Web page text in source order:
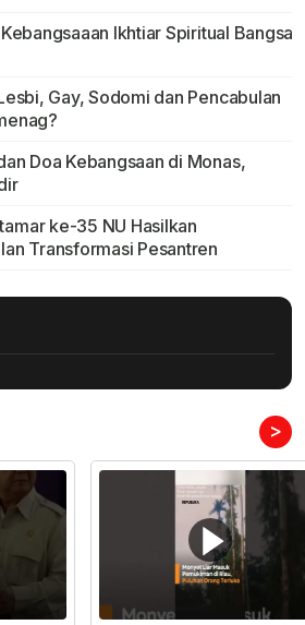
Ikhtiar Spiritual Bangsa
Gay, Sodomi dan Pencabulan
Doa Kebangsaan di Monas,
ke-35 NU Hasilkan
Transformasi Pesantren
>